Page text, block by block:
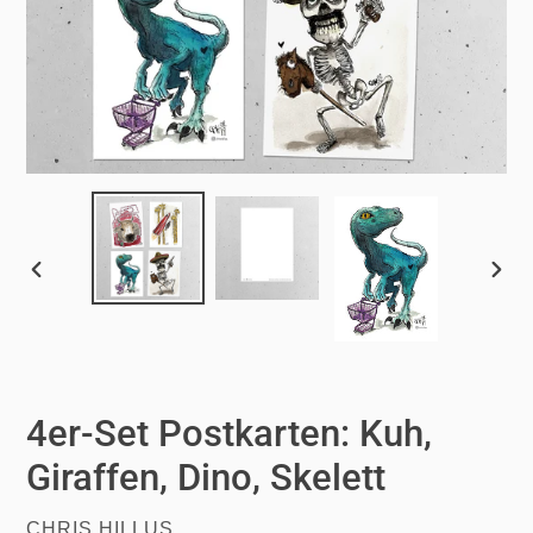
VORHERIGER
4er-Set Postkarten: Kuh,
Giraffen, Dino, Skelett
VERKÄUFER